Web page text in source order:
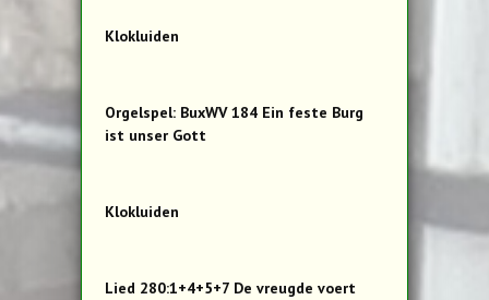
Klokluiden
Orgelspel: BuxWV 184 Ein feste Burg
ist unser Gott
Klokluiden
Lied 280:1+4+5+7 De vreugde voert